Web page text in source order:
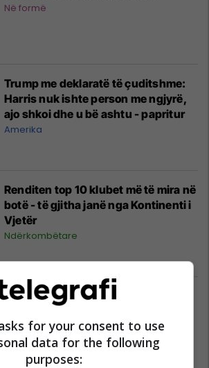
Në formë
Trump me deklaratë të çuditshme:
Harris nuk ishte person me ngjyrë,
ajo shkoi dhe u bë ashtu - papritur
Amerika
Renditen top 10 klubet më të mira në
botë - të gjitha janë nga Kontinenti i
Vjetër
Ndërkombëtare
Osmani i thotë ambasadorit italian,
mbajtja në fuqi e masave të BE-së
një prej padrejtësive të mëdha
Kosovë
for your consent to use
data for the following
purposes: